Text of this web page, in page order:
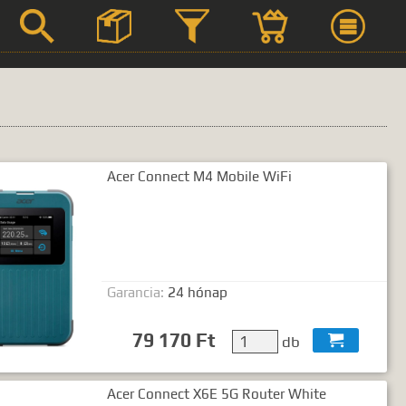
Szerviz
kifejezést.
Acer Connect M4 Mobile WiFi
Garancia: 24 hónap
79 170 Ft db 
Acer Connect X6E 5G Router White